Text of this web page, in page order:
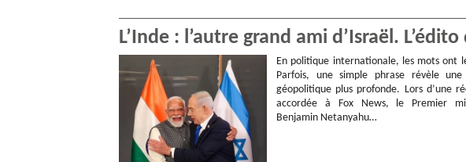
L’Inde : l’autre grand ami d’Israël.
En politique internationale, les mots ont
Parfois, une simple phrase révèle une
géopolitique plus profonde. Lors d’une
accordée à Fox News, le Premier
Benjamin Netanyahu…